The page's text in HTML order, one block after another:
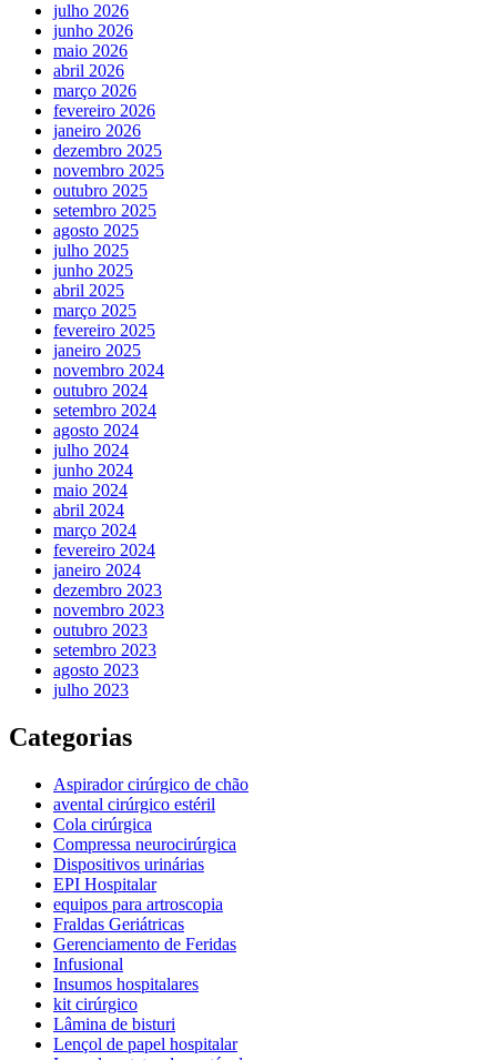
julho 2026
junho 2026
maio 2026
abril 2026
março 2026
fevereiro 2026
janeiro 2026
dezembro 2025
novembro 2025
outubro 2025
setembro 2025
agosto 2025
julho 2025
junho 2025
abril 2025
março 2025
fevereiro 2025
janeiro 2025
novembro 2024
outubro 2024
setembro 2024
agosto 2024
julho 2024
junho 2024
maio 2024
abril 2024
março 2024
fevereiro 2024
janeiro 2024
dezembro 2023
novembro 2023
outubro 2023
setembro 2023
agosto 2023
julho 2023
Categorias
Aspirador cirúrgico de chão
avental cirúrgico estéril
Cola cirúrgica
Compressa neurocirúrgica
Dispositivos urinárias
EPI Hospitalar
equipos para artroscopia
Fraldas Geriátricas
Gerenciamento de Feridas
Infusional
Insumos hospitalares
kit cirúrgico
Lâmina de bisturi
Lençol de papel hospitalar